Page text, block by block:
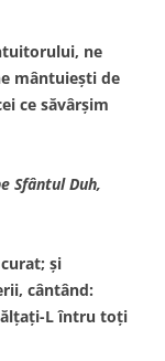
ne
mântuieşti de
ce săvârşim
Sfântul Duh,
şi
cântând:
L întru toţi